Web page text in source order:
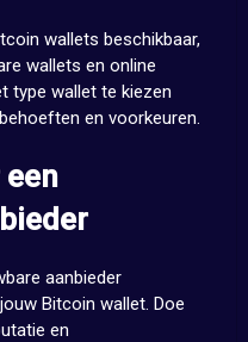
wallets beschikbaar,
wallets en online
type wallet te kiezen
en voorkeuren.
aanbieder
Bitcoin wallet. Doe
en